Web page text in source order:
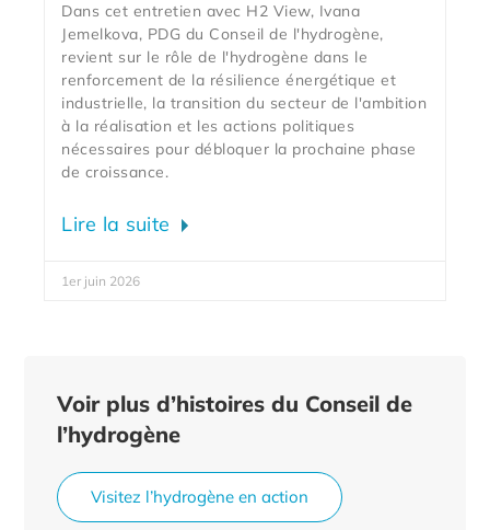
Dans cet entretien avec H2 View, Ivana
Jemelkova, PDG du Conseil de l'hydrogène,
revient sur le rôle de l'hydrogène dans le
renforcement de la résilience énergétique et
industrielle, la transition du secteur de l'ambition
à la réalisation et les actions politiques
nécessaires pour débloquer la prochaine phase
de croissance.
Lire la suite
1er juin 2026
Voir plus d’histoires du Conseil de
l’hydrogène
Visitez l’hydrogène en action